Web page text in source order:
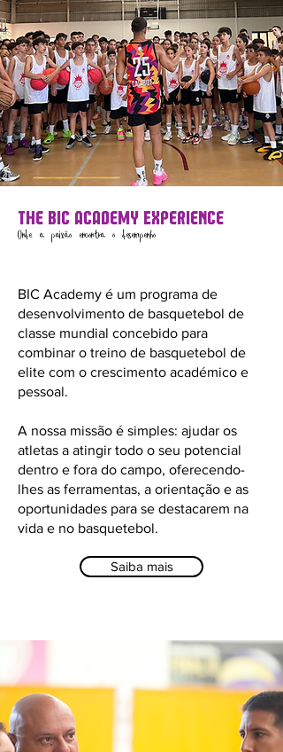
The BIC Academy Experience
Onde a paixão encontra o desempenho
BIC Academy é um programa de
desenvolvimento de basquetebol de
classe mundial concebido para
combinar o treino de basquetebol de
elite com o crescimento académico e
pessoal.
A nossa missão é simples: ajudar os
atletas a atingir todo o seu potencial
dentro e fora do campo, oferecendo-
lhes as ferramentas, a orientação e as
oportunidades para se destacarem na
vida e no basquetebol.
Saiba mais